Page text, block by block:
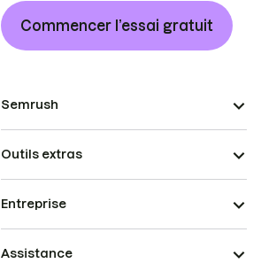
Commencer l’essai gratuit
Semrush
Outils extras
Entreprise
Assistance